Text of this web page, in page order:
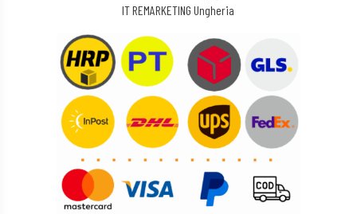
IT REMARKETING Ungheria